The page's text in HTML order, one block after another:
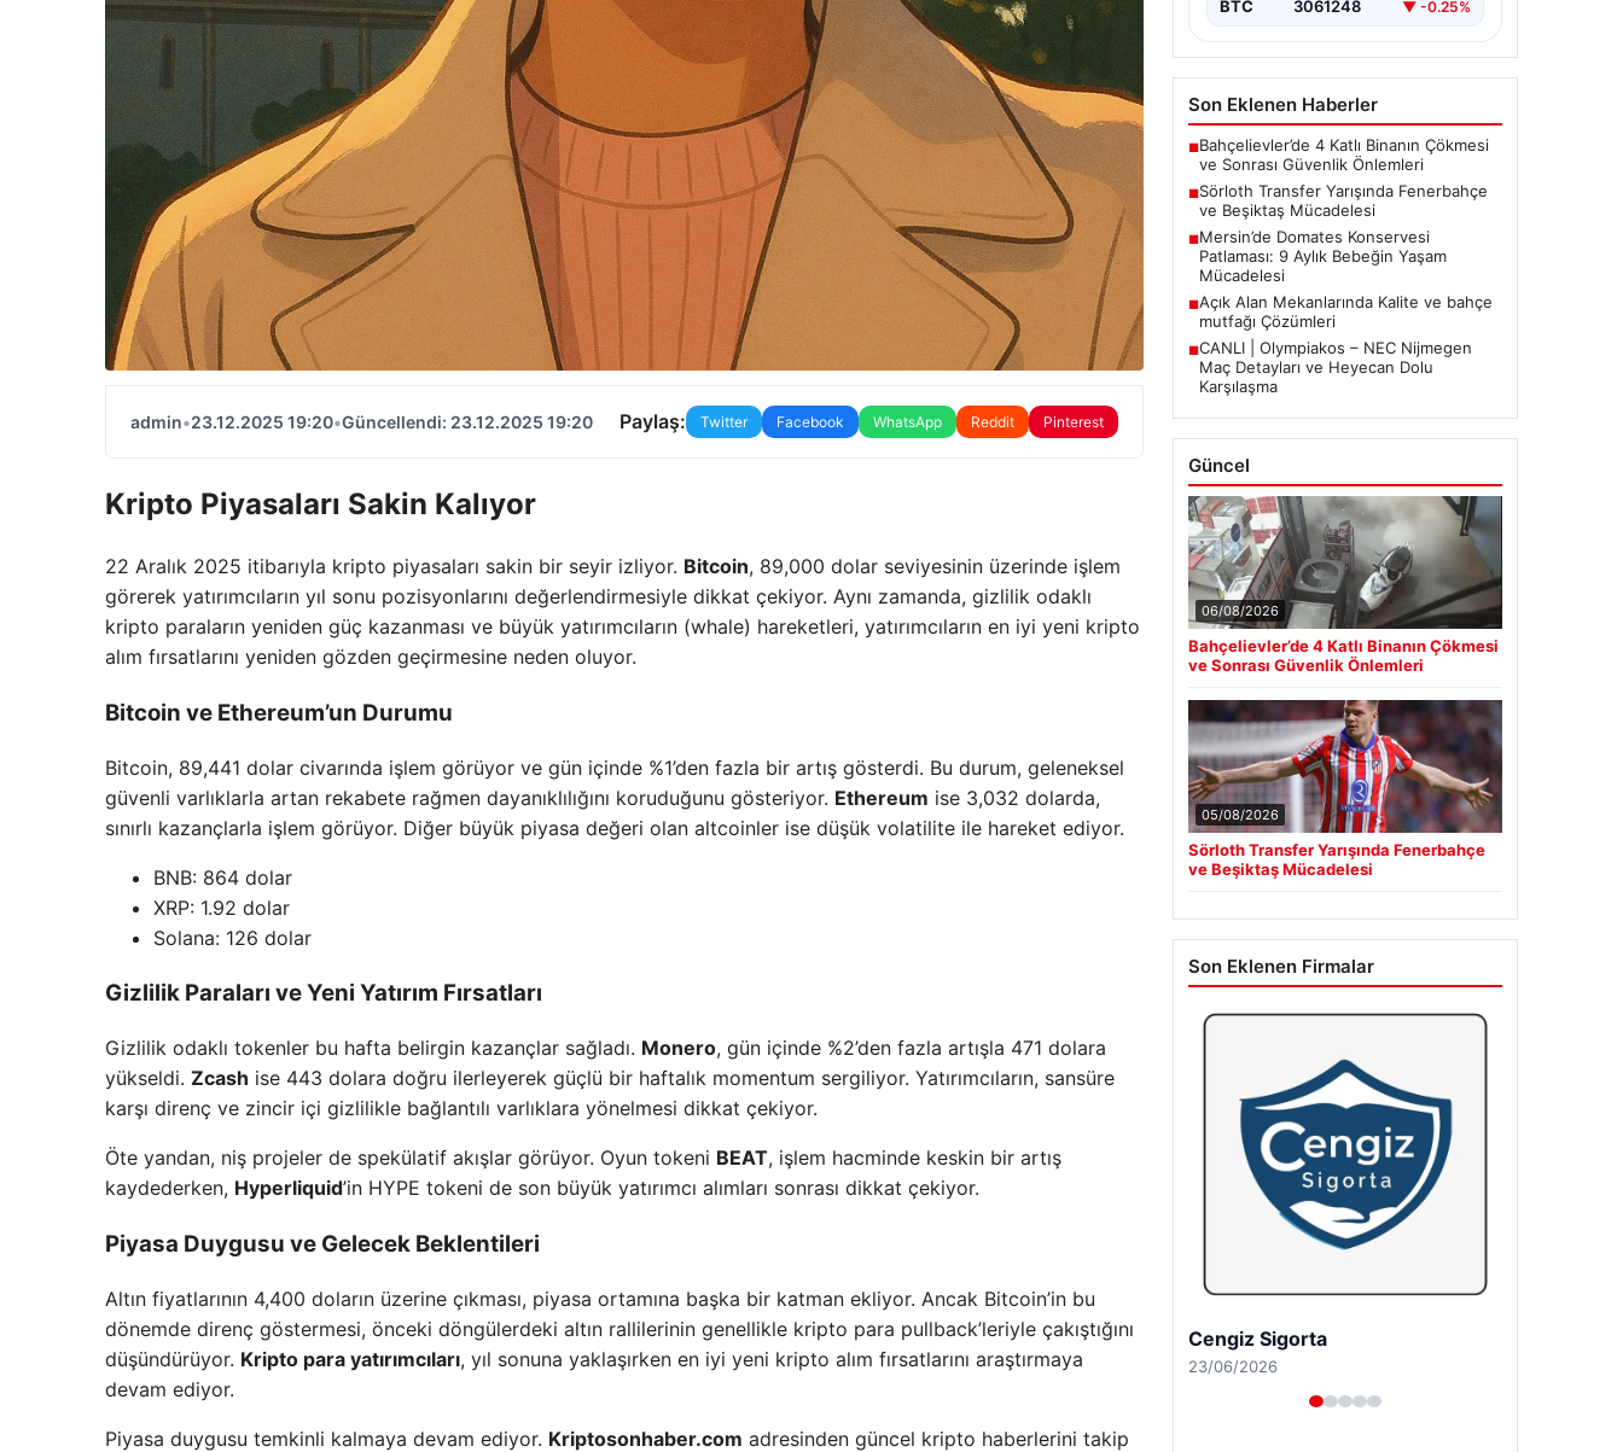
admin•23.12.2025 19:20•Güncellendi: 23.12.2025 19:20 Paylaş: Twitter Facebook WhatsApp Reddit Pinterest
Kripto Piyasaları Sakin Kalıyor
22 Aralık 2025 itibarıyla kripto piyasaları sakin bir seyir izliyor. Bitcoin, 89,000 dolar seviyesinin üzerinde işlem
görerek yatırımcıların yıl sonu pozisyonlarını değerlendirmesiyle dikkat çekiyor. Aynı zamanda, gizlilik odaklı
kripto paraların yeniden güç kazanması ve büyük yatırımcıların (whale) hareketleri, yatırımcıların en iyi yeni kripto
alım fırsatlarını yeniden gözden geçirmesine neden oluyor.
Bitcoin ve Ethereum’un Durumu
Bitcoin, 89,441 dolar civarında işlem görüyor ve gün içinde %1’den fazla bir artış gösterdi. Bu durum, geleneksel
güvenli varlıklarla artan rekabete rağmen dayanıklılığını koruduğunu gösteriyor. Ethereum ise 3,032 dolarda,
sınırlı kazançlarla işlem görüyor. Diğer büyük piyasa değeri olan altcoinler ise düşük volatilite ile hareket ediyor.
BNB: 864 dolar
XRP: 1.92 dolar
Solana: 126 dolar
Gizlilik Paraları ve Yeni Yatırım Fırsatları
Gizlilik odaklı tokenler bu hafta belirgin kazançlar sağladı. Monero, gün içinde %2’den fazla artışla 471 dolara
yükseldi. Zcash ise 443 dolara doğru ilerleyerek güçlü bir haftalık momentum sergiliyor. Yatırımcıların, sansüre
karşı direnç ve zincir içi gizlilikle bağlantılı varlıklara yönelmesi dikkat çekiyor.
Öte yandan, niş projeler de spekülatif akışlar görüyor. Oyun tokeni BEAT, işlem hacminde keskin bir artış
kaydederken, Hyperliquid’in HYPE tokeni de son büyük yatırımcı alımları sonrası dikkat çekiyor.
Piyasa Duygusu ve Gelecek Beklentileri
Altın fiyatlarının 4,400 doların üzerine çıkması, piyasa ortamına başka bir katman ekliyor. Ancak Bitcoin’in bu
dönemde direnç göstermesi, önceki döngülerdeki altın rallilerinin genellikle kripto para pullback’leriyle çakıştığını
düşündürüyor. Kripto para yatırımcıları, yıl sonuna yaklaşırken en iyi yeni kripto alım fırsatlarını araştırmaya
devam ediyor.
Piyasa duygusu temkinli kalmaya devam ediyor. Kriptosonhaber.com adresinden güncel kripto haberlerini takip
BTC 3061248 ▼ -0.25%
Son Eklenen Haberler
■Bahçelievler’de 4 Katlı Binanın Çökmesi
ve Sonrası Güvenlik Önlemleri
■Sörloth Transfer Yarışında Fenerbahçe
ve Beşiktaş Mücadelesi
■Mersin’de Domates Konservesi
Patlaması: 9 Aylık Bebeğin Yaşam
Mücadelesi
■Açık Alan Mekanlarında Kalite ve bahçe
mutfağı Çözümleri
■CANLI | Olympiakos – NEC Nijmegen
Maç Detayları ve Heyecan Dolu
Karşılaşma
Güncel
06/08/2026
Bahçelievler’de 4 Katlı Binanın Çökmesi
ve Sonrası Güvenlik Önlemleri
05/08/2026
Sörloth Transfer Yarışında Fenerbahçe
ve Beşiktaş Mücadelesi
Son Eklenen Firmalar
Hastaş Beton
26/05/2026